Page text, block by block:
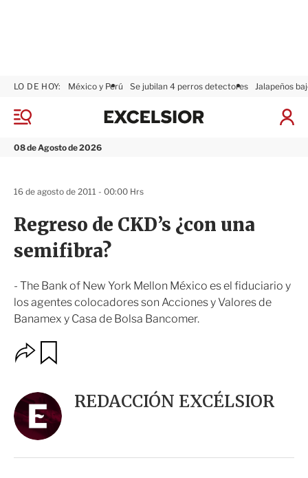
M
n
08 de Agosto de 2026
LO DE HOY: México y Perú Se jubilan 4 perros detectores Jalapeños
I
x
Regreso de CKD’s ¿con una
semifibra?
- The Bank of New York Mellon México es el fiduciario y
los agentes colocadores son Acciones y Valores de
Banamex y Casa de Bolsa Bancomer.
16 de agosto de 2011 - 00:00 Hrs
O
p
n
e
s
a
r
REDACCIÓN EXCÉLSIOR